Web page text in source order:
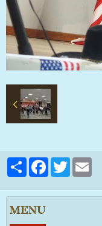
Partager
Facebook
Twitter
MENU